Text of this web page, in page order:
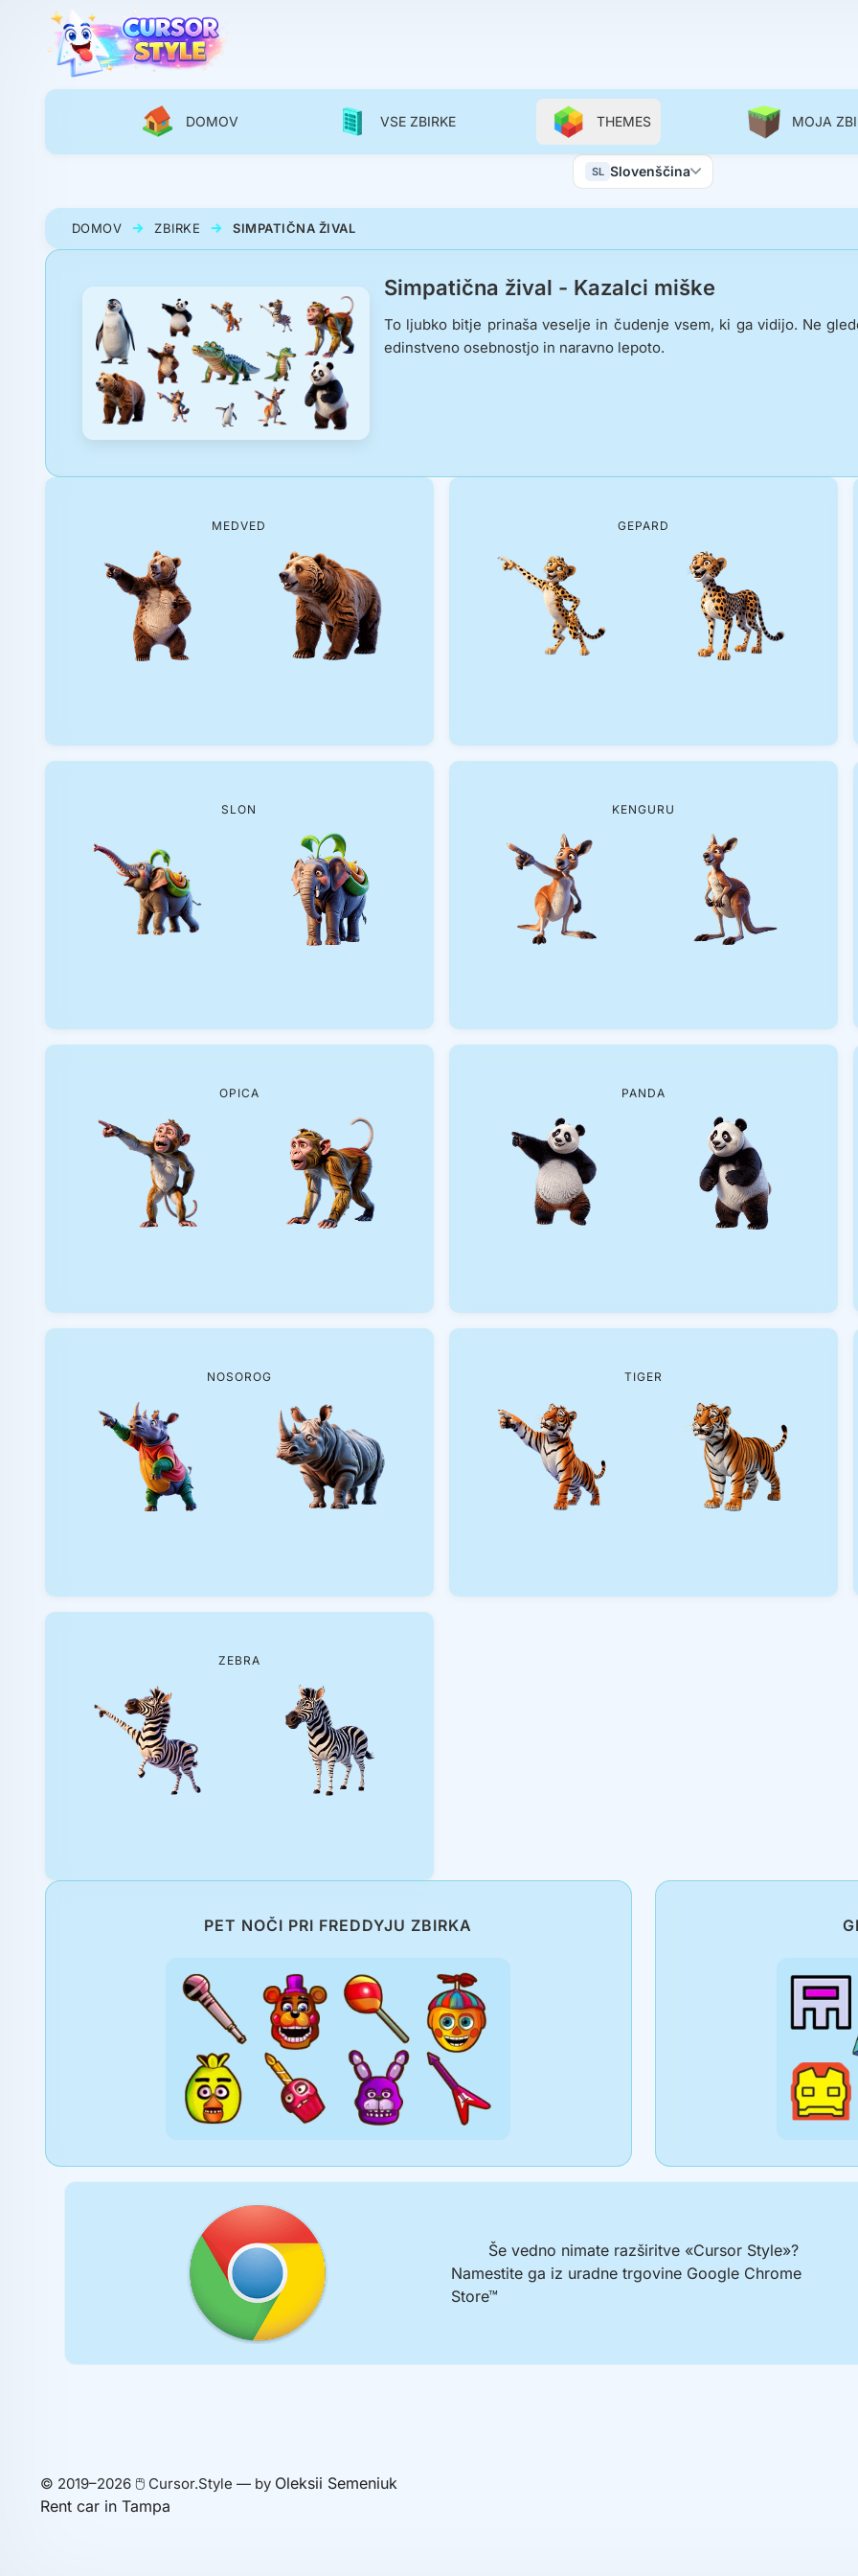
DOMOV VSE ZBIRKE THEMES
Color Scheme
Wallpapers
MOJA
SL Slovenščina
DOMOV ZBIRKE SIMPATIČNA ŽIVAL
Simpatična žival - Kazalci miške
To ljubko bitje prinaša veselje in čudenje vsem, ki ga vidijo. Ne
edinstveno osebnostjo in naravno lepoto.
MEDVED GEPARD
SLON KENGURU
OPICA PANDA
NOSOROG TIGER
ZEBRA
PET NOČI PRI FREDDYJU ZBIRKA
Še vedno nimate razširitve «Cursor Style»?
Namestite ga iz uradne trgovine Google Chrome
Store™
© 2019–2026 🖱️ Cursor.Style — by Oleksii Semeniuk
Rent car in Tampa